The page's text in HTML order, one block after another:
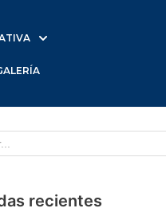
recientes